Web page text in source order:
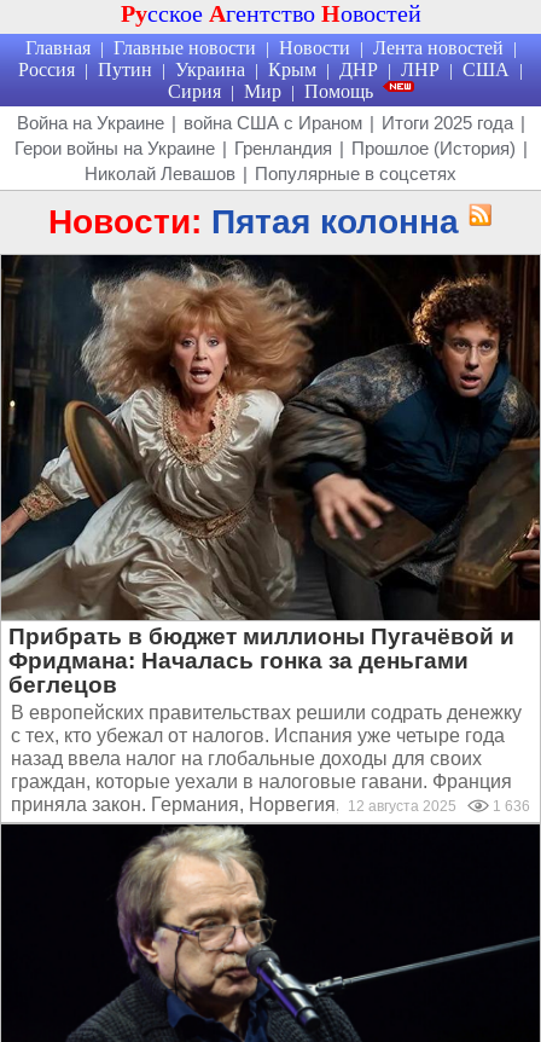
Русское Агентство Новостей
Главная | Главные новости | Новости | Лента новостей |
Россия | Путин | Украина | Крым | ДНР | ЛНР | США |
Сирия | Мир | Помощь
Война на Украине | война США с Ираном | Итоги 2025 года |
Герои войны на Украине | Гренландия | Прошлое (История) |
Николай Левашов | Популярные в соцсетях
Новости: Пятая колонна
Прибрать в бюджет миллионы Пугачёвой и
Фридмана: Началась гонка за деньгами
беглецов
В европейских правительствах решили содрать денежку
с тех, кто убежал от налогов. Испания уже четыре года
назад ввела налог на глобальные доходы для своих
граждан, которые уехали в налоговые гавани. Франция
приняла закон. Германия, Норвегия, Британия –...
12 августа 2025 1 636